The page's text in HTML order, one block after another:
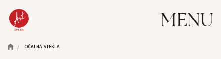
MENU
/ OČALNA STEKLA